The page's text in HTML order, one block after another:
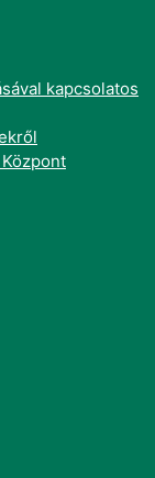
kapcsolatos